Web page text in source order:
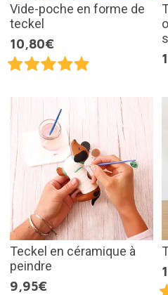
Vide-poche en forme de
teckel
10,80€
Teckel en céramique à
peindre
9,95€